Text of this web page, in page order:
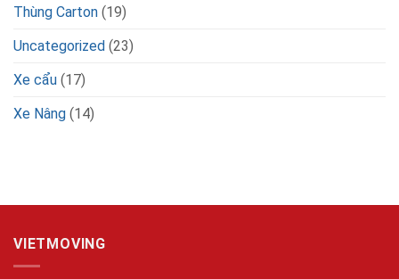
Thùng Carton (19)
Uncategorized (23)
Xe cẩu (17)
Xe Nâng (14)
VIETMOVING